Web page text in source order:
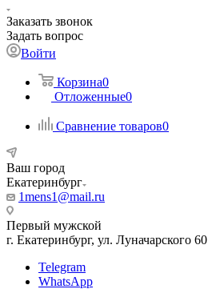
Заказать звонок
Задать вопрос
Войти
Корзина0
Отложенные0
Сравнение товаров0
Ваш город
Екатеринбург
1mens1@mail.ru
Первый мужской
г. Екатеринбург, ул. Луначарского 60
Telegram
WhatsApp